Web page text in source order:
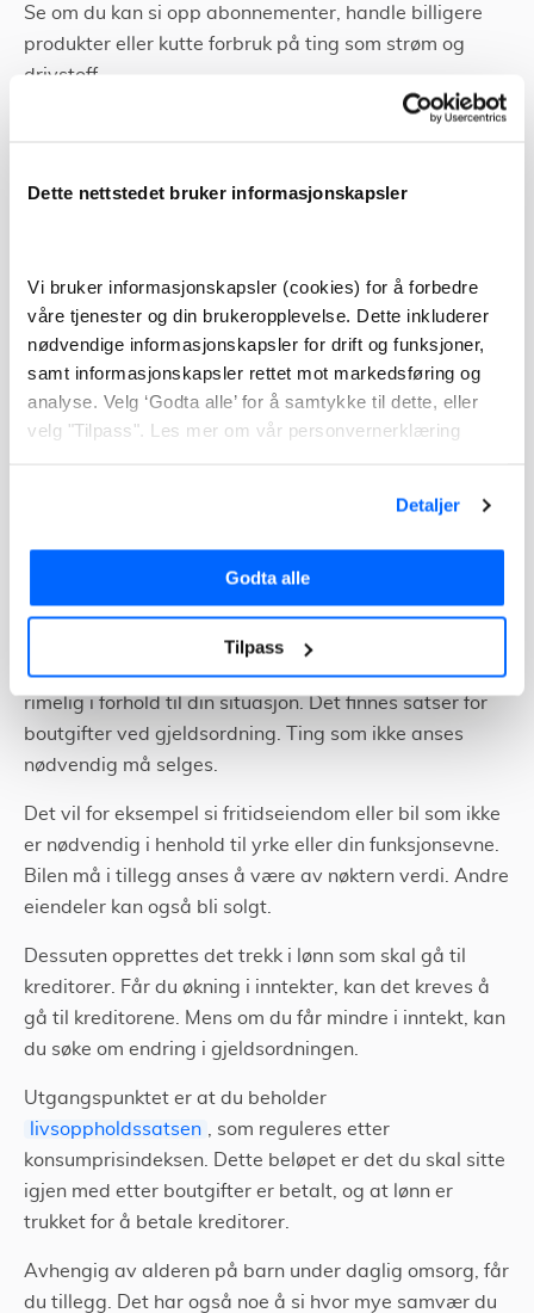
Dette nettstedet bruker informasjonskapsler
Vi bruker informasjonskapsler (cookies) for å forbedre
våre tjenester og din brukeropplevelse. Dette inkluderer
nødvendige informasjonskapsler for drift og funksjoner,
samt informasjonskapsler rettet mot markedsføring og
analyse. Velg ‘Godta alle’ for å samtykke til dette, eller
velg "Tilpass". Les mer om vår personvernerklæring
Detaljer
Godta alle
Tilpass
Se om du kan si opp abonnementer, handle billigere
produkter eller kutte forbruk på ting som strøm og
drivstoff.
En annen løsning kan være å refinansiere hele eller
betalingsanmerkninger , kan det bli vanskelig å i det
være et omstartslån. Dette er et lån hvor du kan
refinansiere ugunstig gjeld med boligen som sikkerhet.
Slik at du forhåpentligvis kan samle lånene dine med
en lavere rente, og færre gebyrer. Hvis du vil søke om
omstartslån og se om du kan få et tilbud, kan du bruke
leve på strengt budsjett.
Du har rett til å beholde en bolig som anses som
rimelig i forhold til din situasjon. Det finnes satser for
boutgifter ved gjeldsordning. Ting som ikke anses
nødvendig må selges.
Det vil for eksempel si fritidseiendom eller bil som ikke
er nødvendig i henhold til yrke eller din funksjonsevne.
Bilen må i tillegg anses å være av nøktern verdi. Andre
eiendeler kan også bli solgt.
Dessuten opprettes det trekk i lønn som skal gå til
kreditorer. Får du økning i inntekter, kan det kreves å
gå til kreditorene. Mens om du får mindre i inntekt, kan
du søke om endring i gjeldsordningen.
Utgangspunktet er at du beholder
livsoppholdssatsen
, som reguleres etter
konsumprisindeksen. Dette beløpet er det du skal sitte
igjen med etter boutgifter er betalt, og at lønn er
trukket for å betale kreditorer.
Avhengig av alderen på barn under daglig omsorg, får
du tillegg. Det har også noe å si hvor mye samvær du